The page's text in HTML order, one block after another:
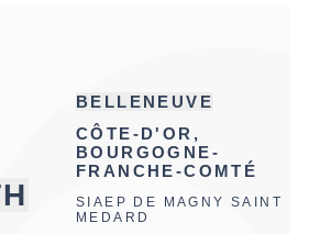
BELLENEUVE
CÔTE-D'OR,
BOURGOGNE-
FRANCHE-COMTÉ
SIAEP DE MAGNY SAINT
MEDARD